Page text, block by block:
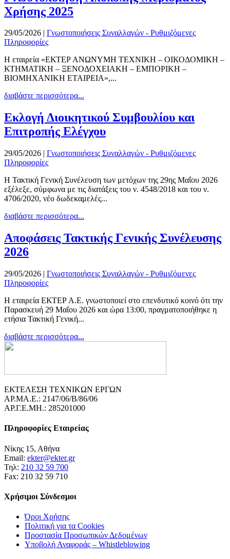
Χρήσης 2025
29/05/2026 | Γνωστοποιήσεις Συναλλαγών - Ρυθμιζόμενες
Πληροφορίες
Η εταιρεία «EΚΤΕΡ ΑΝΩΝΥΜΗ ΤΕΧΝΙΚΗ – ΟΙΚΟΔΟΜΙΚΗ –
ΚΤΗΜΑΤΙΚΗ – ΞΕΝΟΔΟΧΕΙΑΚΗ – ΕΜΠΟΡΙΚΗ –
ΒΙΟΜΗΧΑΝΙΚΗ ΕΤΑΙΡΕΙΑ»,...
διαβάστε περισσότερα...
Εκλογή Διοικητικού Συμβουλίου και
Επιτροπής Ελέγχου
29/05/2026 | Γνωστοποιήσεις Συναλλαγών - Ρυθμιζόμενες
Πληροφορίες
Η Τακτική Γενική Συνέλευση των μετόχων της 29ης Μαΐου 2026
εξέλεξε, σύμφωνα με τις διατάξεις του ν. 4548/2018 και του ν.
4706/2020, νέο δωδεκαμελές...
διαβάστε περισσότερα...
Αποφάσεις Τακτικής Γενικής Συνέλευσης
2026
29/05/2026 | Γνωστοποιήσεις Συναλλαγών - Ρυθμιζόμενες
Πληροφορίες
Η εταιρεία ΕΚΤΕΡ Α.Ε. γνωστοποιεί στο επενδυτικό κοινό ότι την
Παρασκευή 29 Μαΐου 2026 και ώρα 13:00, πραγματοποιήθηκε η
ετήσια Τακτική Γενική...
διαβάστε περισσότερα...
ΕΚΤΕΛΕΣΗ ΤΕΧΝΙΚΩΝ ΕΡΓΩΝ
ΑΡ.ΜΑ.Ε.: 2147/06/B/86/06
ΑΡ.Γ.Ε.ΜΗ.: 285201000
Πληροφορίες Εταιρείας
Νίκης 15, Αθήνα
Email: ekter@ekter.gr
Τηλ: 210 32 59 700
Fax: 210 32 59 710
Χρήσιμοι Σύνδεσμοι
Όροι Χρήσης
Πολιτική για τα Cookies
Προστασία Προσωπικών Δεδομένων
Υποβολή Αναφοράς – Whistleblowing